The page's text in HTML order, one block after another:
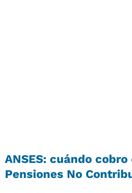
ANSES: cuándo
Pensiones No